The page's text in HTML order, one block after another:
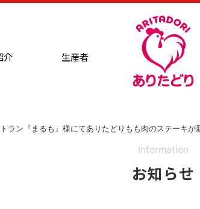
介 生産者
ラン『まるも』様にてありたどりもも肉のステーキが
Information
お知らせ